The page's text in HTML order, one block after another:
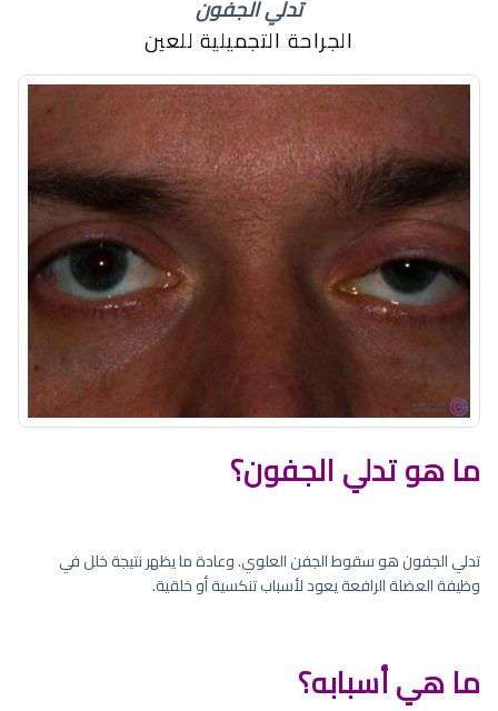
تدلي الجفون
الجراحة التجميلية للعين
ما هو تدلي الجفون؟
تدلي الجفون هو سقوط الجفن العلوي. وعادة ما يظهر نتيجة خلل في
وظيفة العضلة الرافعة يعود لأسباب تنكسية أو خلقية.
ما هي أسبابه؟